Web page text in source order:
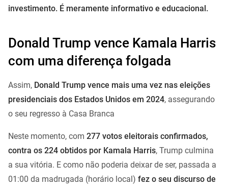
investimento. É meramente informativo e educacional.
Donald Trump vence Kamala Harris
com uma diferença folgada
Assim, Donald Trump vence mais uma vez nas eleições
presidenciais dos Estados Unidos em 2024, assegurando
o seu regresso à Casa Branca
Neste momento, com 277 votos eleitorais confirmados,
contra os 224 obtidos por Kamala Harris, Trump culmina
a sua vitória. E como não poderia deixar de ser, passada a
01:00 da madrugada (horário local) fez o seu discurso de